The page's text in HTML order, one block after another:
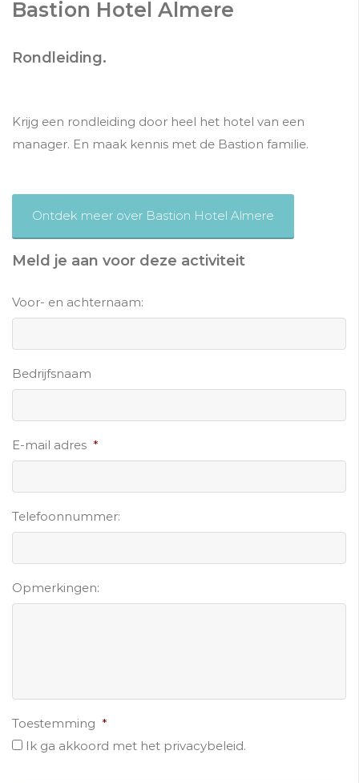
Bastion Hotel Almere
Rondleiding.
Krijg een rondleiding door heel het hotel van een
manager. En maak kennis met de Bastion familie.
Ontdek meer over Bastion Hotel Almere
Meld je aan voor deze activiteit
Voor- en achternaam:
Bedrijfsnaam
E-mail adres *
Telefoonnummer:
Opmerkingen:
Toestemming *
Ik ga akkoord met het privacybeleid.